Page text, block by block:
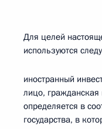
Для целей
используются
иностранный
лицо, гражданская
определяется в
государства, в